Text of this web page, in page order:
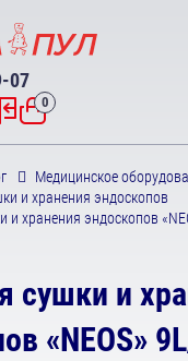
07
0
Медицинское
и хранения эндоскопов
и хранения эндоскопов
сушки и
«NEOS»